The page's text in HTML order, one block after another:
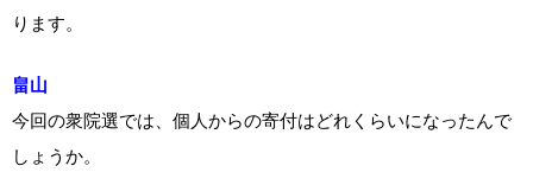
ります。
畠山
今回の衆院選では、個人からの寄付はどれくらいになったんで
しょうか。